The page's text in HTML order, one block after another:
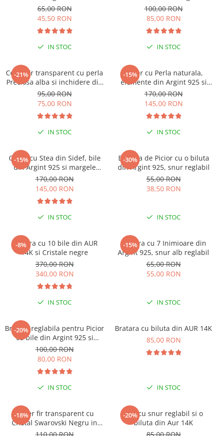
Coliere cu mărgele colorate și
Coliere cu pietre semiprețioase
negru reglabil
65,00 RON
45,50 RON
IN STOC
100,00 RON
85,00 RON
IN STOC
-21%
Colier fir transparent cu perla
Preciosa alba si inchidere din
Argint 925
95,00 RON
75,00 RON
IN STOC
-15%
CODUL ”VARA”
Colier cu Perla naturala,
elemente din Argint 925 si
margele Miyuki negre
170,00 RON
145,00 RON
IN STOC
-15%
CODUL ”VARA”
Colier cu Stea din Sidef, bile
din Argint 925 si margele
Miyuki turcoaz
170,00 RON
145,00 RON
IN STOC
-30%
Bratara de Picior cu o biluta
din Argint 925, snur reglabil
55,00 RON
38,50 RON
IN STOC
-8%
Bratara cu 10 bile din AUR
14K si Cristale negre
370,00 RON
340,00 RON
IN STOC
-15%
Bratara cu 7 Inimioare din
Argint 925, snur alb reglabil
65,00 RON
55,00 RON
IN STOC
-20%
CODUL ”VARA”
Bratara reglabila pentru Picior
cu bile din Argint 925 si
margele Miyuki multicolor
100,00 RON
80,00 RON
IN STOC
Bratara cu biluta din AUR 14K
85,00 RON
IN STOC
-18%
Colier fir transparent cu
Cristal Swarovski Negru in
Caseta din Argint 925
-20%
Inel cu snur reglabil si o
biluta din Aur 14K